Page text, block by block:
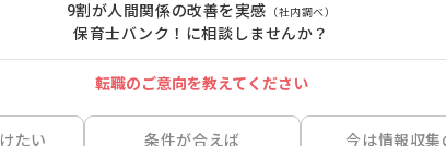
9割が人間関係の改善を実感 （社内調べ）
保育士バンク！に相談しませんか？
転職のご意向を教えてください
たい 条件が合えば 今は情報収集